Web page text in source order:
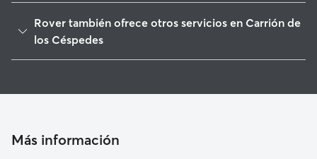
Huévar del Aljarafe
Pilas
Hinojos
Rover también ofrece otros servicios en Carrión de
los Céspedes
Cuidadores a domicilio en Carrion-De-Los-Cespedes
Más información